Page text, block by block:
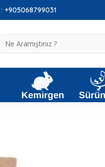
+905068799031